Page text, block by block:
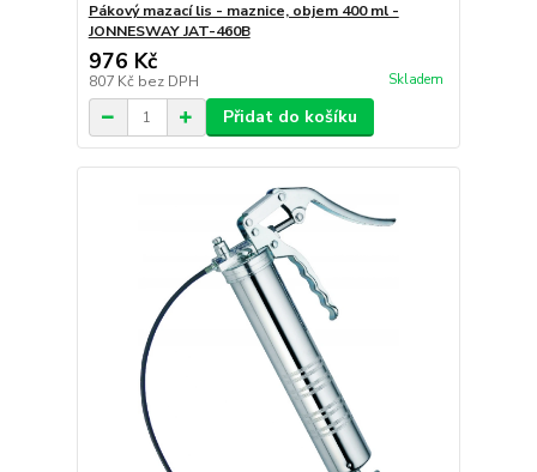
Pákový mazací lis - maznice, objem 400 ml -
JONNESWAY JAT-460B
976 Kč
807 Kč bez DPH Skladem
Přidat do košíku